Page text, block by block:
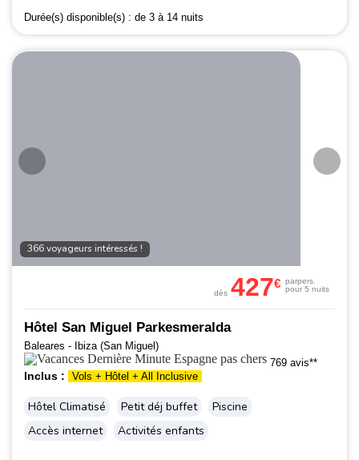
Durée(s) disponible(s) : de 3 à 14 nuits
366 voyageurs intéressés !
Hôtel San Miguel Parkesmeralda
Baleares - Ibiza (San Miguel)
769 avis**
Inclus : Vols + Hôtel + All Inclusive
Hôtel Climatisé Petit déj buffet
Piscine
Accès internet
Activités enfants
dès 427€ parpers.
pour 5 nuits